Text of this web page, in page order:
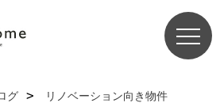
グ リノベーション向き物件